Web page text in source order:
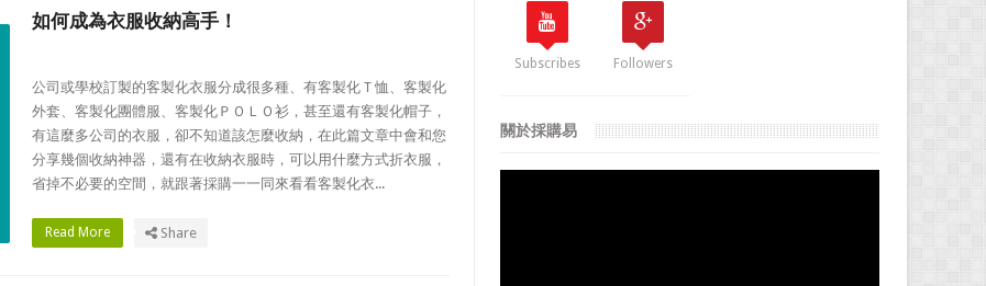
如何成為衣服收納高手！
公司或學校訂製的客製化衣服分成很多種、有客製化Ｔ恤、客製化
外套、客製化團體服、客製化ＰＯＬＯ衫，甚至還有客製化帽子，
有這麼多公司的衣服，卻不知道該怎麼收納，在此篇文章中會和您
分享幾個收納神器，還有在收納衣服時，可以用什麼方式折衣服，
省掉不必要的空間，就跟著採購一一同來看看客製化衣...
Read More Share
Subscribes Followers
關於採購易